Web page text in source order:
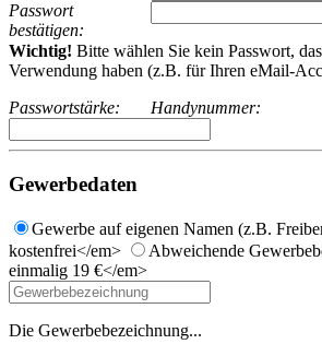
Passwort
bestätigen:
Wichtig! Bitte wählen Sie kein Passwort,
Verwendung haben (z.B. für Ihren eMail-
Passwortstärke:
Handynummer:
Gewerbedaten
Gewerbe auf eigenen Namen (z.B.
kostenfrei</em>
Abweichende
einmalig 19 €</em>
Die Gewerbebezeichnung...